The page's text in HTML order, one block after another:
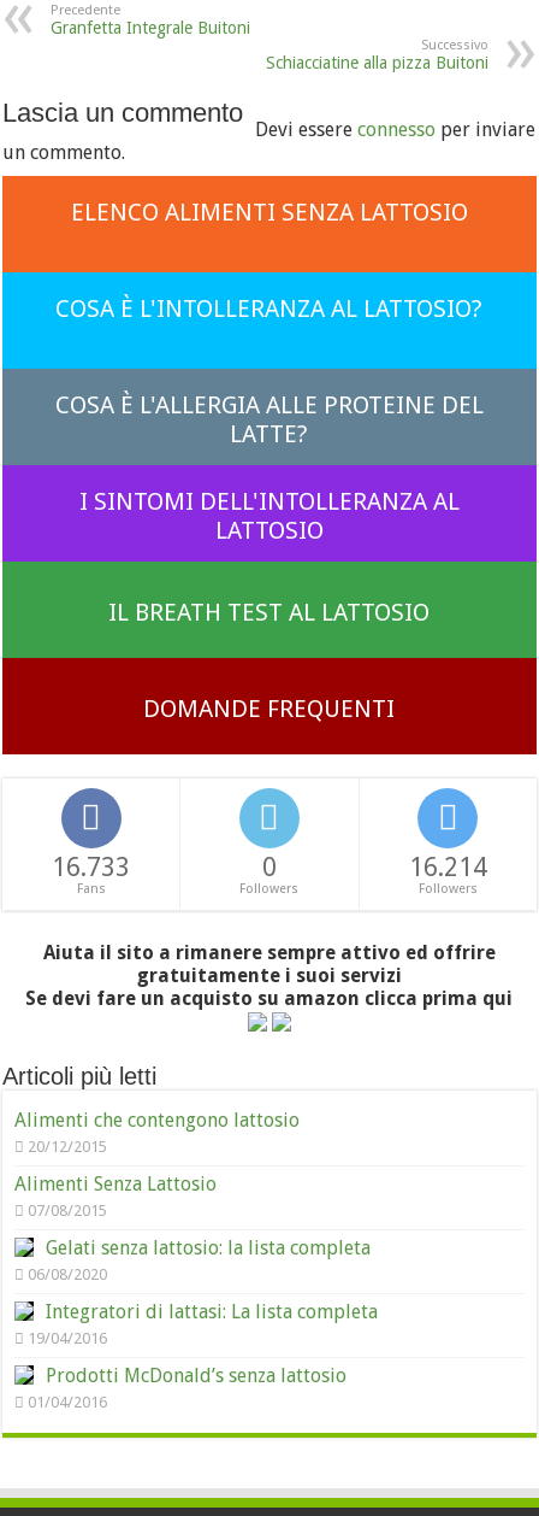
Precedente
Granfetta Integrale Buitoni
Successivo
Schiacciatine alla pizza Buitoni
Lascia un commento
Devi essereconnesso per inviare
un commento.
ELENCO ALIMENTI SENZA LATTOSIO
COSA È L'INTOLLERANZA AL LATTOSIO?
COSA È L'ALLERGIA ALLE PROTEINE DEL
LATTE?
I SINTOMI DELL'INTOLLERANZA AL
LATTOSIO
IL BREATH TEST AL LATTOSIO
DOMANDE FREQUENTI
16.733
Fans
0
Followers
16.214
Followers
Aiuta il sito a rimanere sempre attivo ed offrire
gratuitamente i suoi servizi
Se devi fare un acquisto su amazon clicca prima qui
Articoli più letti
Alimenti che contengono lattosio
20/12/2015
Alimenti Senza Lattosio
07/08/2015
Gelati senza lattosio: la lista completa
06/08/2020
Integratori di lattasi: La lista completa
19/04/2016
Prodotti McDonald’s senza lattosio
01/04/2016